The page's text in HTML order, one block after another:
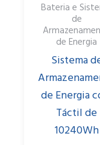
Bateria e
de
de Energia
Sistema
de Energia
Táctil de
10240Wh